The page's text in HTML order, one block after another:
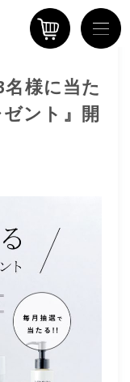
名様に当た
ント』開